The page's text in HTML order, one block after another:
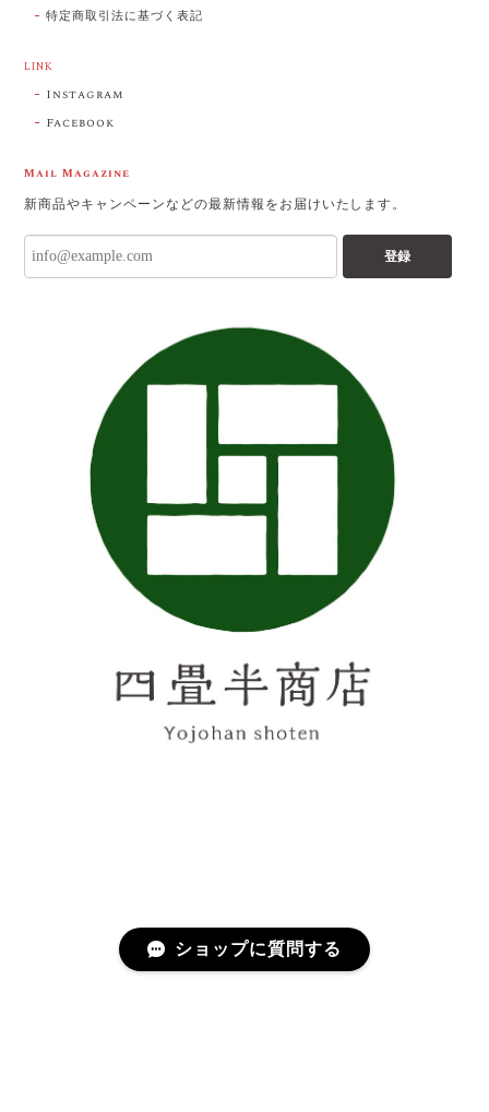
特定商取引法に基づく表記
LINK
Instagram
Facebook
Mail Magazine
新商品やキャンペーンなどの最新情報をお届けいたします。
登録
ショップに質問する